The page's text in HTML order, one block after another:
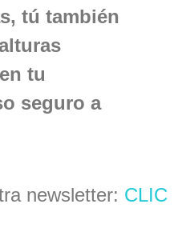
tú también
tu
seguro a
newsletter: CLIC